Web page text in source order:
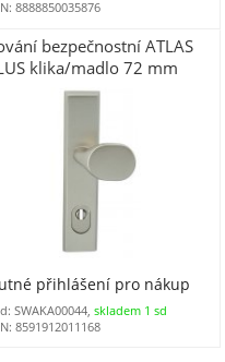
8888850035876
bezpečnostní ATLAS
klika/madlo 72 mm
nerezový elox F9
přihlášení pro nákup
SWAKA00044,skladem 1 sd
8591912011168